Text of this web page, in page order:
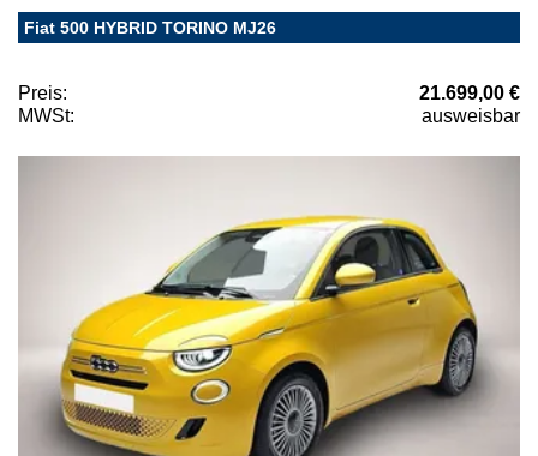
Fiat 500 HYBRID TORINO MJ26
Preis:
21.699,00 €
MWSt:
ausweisbar